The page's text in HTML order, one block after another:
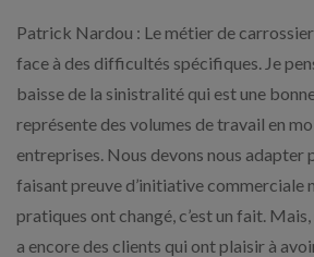
Patrick Nardou : Le métier de
face à des difficultés spécifiques. Je
baisse de la sinistralité qui est une
représente des volumes de travail en
entreprises. Nous devons nous adapter
faisant preuve d’initiative commerciale
pratiques ont changé, c’est un fait.
a encore des clients qui ont plaisir à